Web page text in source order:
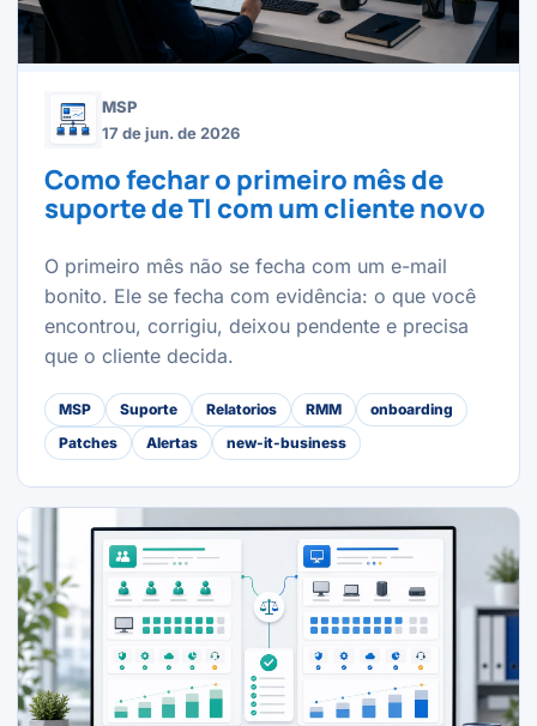
MSP
17 de jun. de 2026
Como fechar o primeiro mês de
suporte de TI com um cliente novo
O primeiro mês não se fecha com um e-mail
bonito. Ele se fecha com evidência: o que você
encontrou, corrigiu, deixou pendente e precisa
que o cliente decida.
MSP Suporte Relatorios RMM
onboarding
Patches
Alertas new-it-business